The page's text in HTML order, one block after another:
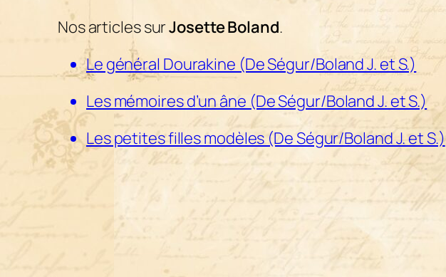
Nos articles surJosette Boland.
Le général Dourakine (De Ségur/Boland J. et S.)
Les mémoires d’un âne (De Ségur/Boland J. et S.)
Les petites filles modèles (De Ségur/Boland J. et S.)